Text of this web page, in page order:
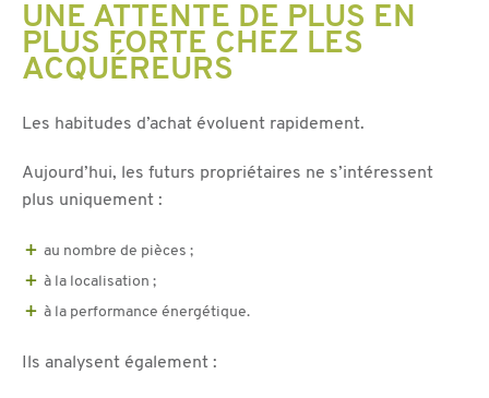
UNE ATTENTE DE PLUS EN
PLUS FORTE CHEZ LES
ACQUÉREURS
Les habitudes d’achat évoluent rapidement.
Aujourd’hui, les futurs propriétaires ne s’intéressent
plus uniquement :
au nombre de pièces ;
à la localisation ;
à la performance énergétique.
Ils analysent également :